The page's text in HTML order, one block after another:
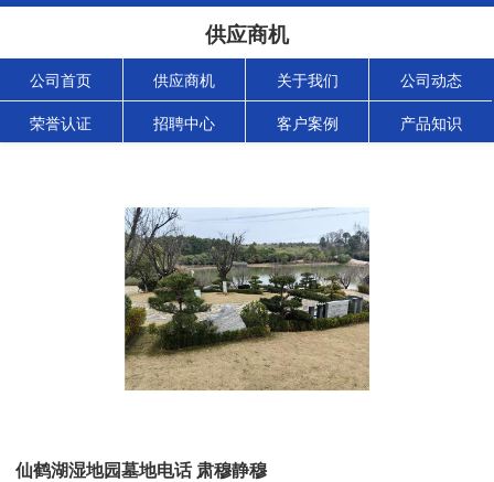
供应商机
公司首页 供应商机 关于我们 公司动态
荣誉认证 招聘中心 客户案例 产品知识
仙鹤湖湿地园墓地电话 肃穆静穆